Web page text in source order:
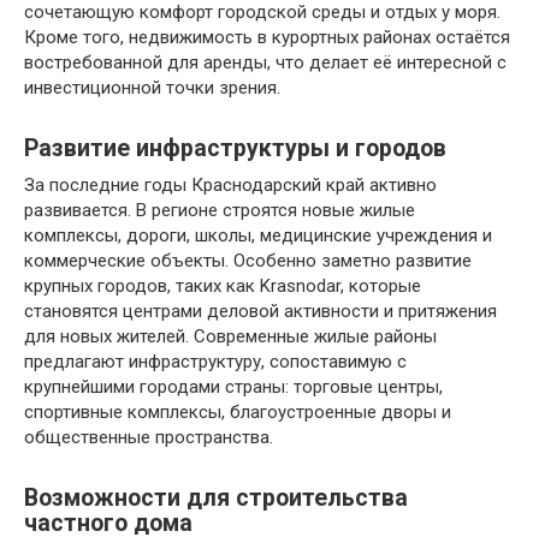
сочетающую комфорт городской среды и отдых у моря.
Кроме того, недвижимость в курортных районах остаётся
востребованной для аренды, что делает её интересной с
инвестиционной точки зрения.
Развитие инфраструктуры и городов
За последние годы Краснодарский край активно
развивается. В регионе строятся новые жилые
комплексы, дороги, школы, медицинские учреждения и
коммерческие объекты. Особенно заметно развитие
крупных городов, таких как Krasnodar, которые
становятся центрами деловой активности и притяжения
для новых жителей. Современные жилые районы
предлагают инфраструктуру, сопоставимую с
крупнейшими городами страны: торговые центры,
спортивные комплексы, благоустроенные дворы и
общественные пространства.
Возможности для строительства
частного дома